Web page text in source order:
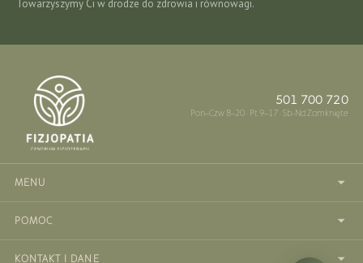
Towarzyszymy Ci w drodze do zdrowia i równowagi.
501 700 720
Pon–Czw 8–20 · Pt 9–17 · Sb-Nd Zamknięte
MENU
Strefy usług
Labortorium
POMOC
Kontakt
KONTAKT I DANE